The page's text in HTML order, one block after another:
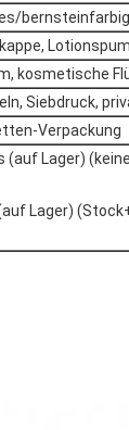
kosmetische
Siebdruck,
Verpackung
(auf Lager)
Lager)